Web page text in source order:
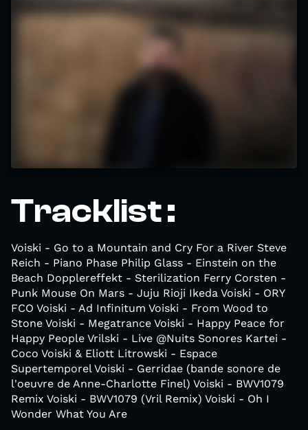
Tracklist :
Voiski - Go to a Mountain and Cry For a River Steve
Reich - Piano Phase Philip Glass - Einstein on the
Beach Dopplereffekt - Sterilization Ferry Corsten -
Punk Mouse On Mars - Juju Rioji Ikeda Voiski - ORY
FCO Voiski - Ad Infinitum Voiski - From Wood to
Stone Voiski - Megatrance Voiski - Happy Peace for
Happy People Vrilski - Live @Nuits Sonores Kartei -
Coco Voiski & Eliott Litrowski - Espace
Supertemporel Voiski - Gerridae (bande sonore de
l'oeuvre de Anne-Charlotte Finel) Voiski - BWV1079
Remix Voiski - BWV1079 (Vril Remix) Voiski - Oh I
Wonder What You Are